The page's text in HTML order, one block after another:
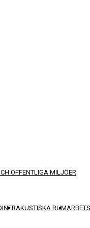
OFFENTLIGA MILJÖER
AKUSTISKA RUM